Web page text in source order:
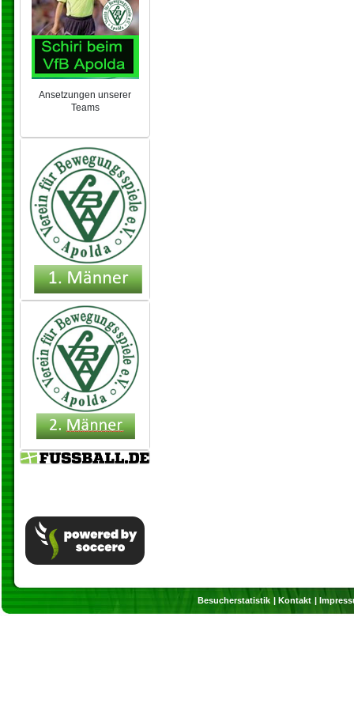
Ansetzungen unserer
Teams
Besucherstatistik Kontakt